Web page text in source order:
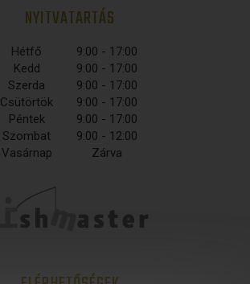
NYITVATARTÁS
Hétfő
9:00 - 17:00
Kedd
9:00 - 17:00
Szerda
9:00 - 17:00
Csütörtök
9:00 - 17:00
Péntek
9:00 - 17:00
Szombat
9:00 - 12:00
Vasárnap
Zárva